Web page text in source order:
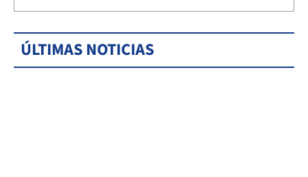
ÚLTIMAS NOTICIAS